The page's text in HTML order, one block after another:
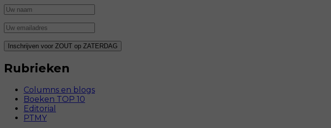
Rubrieken
Columns en blogs
Boeken TOP 10
Editorial
PTMY